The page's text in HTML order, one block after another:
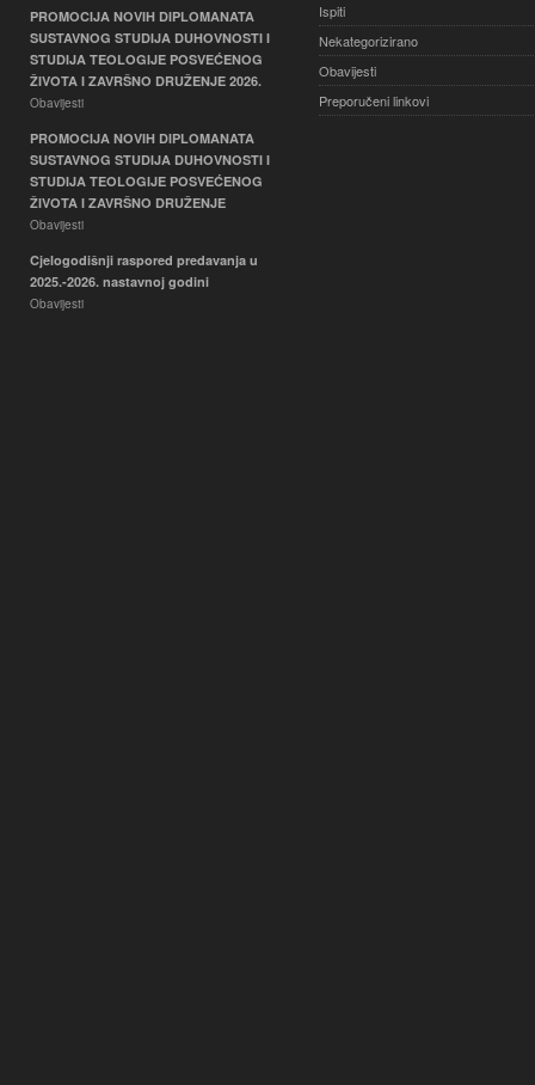
PROMOCIJA NOVIH DIPLOMANATA
SUSTAVNOG STUDIJA DUHOVNOSTI I
STUDIJA TEOLOGIJE POSVEĆENOG
ŽIVOTA I ZAVRŠNO DRUŽENJE 2026.
Obavijesti
PROMOCIJA NOVIH DIPLOMANATA
SUSTAVNOG STUDIJA DUHOVNOSTI I
STUDIJA TEOLOGIJE POSVEĆENOG
ŽIVOTA I ZAVRŠNO DRUŽENJE
Obavijesti
Cjelogodišnji raspored predavanja u
2025.-2026. nastavnoj godini
Obavijesti
Ispiti
Nekategorizirano
Obavijesti
Preporučeni linkovi